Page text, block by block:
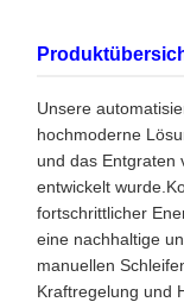
Unsere
hochmoderne
und das Entgraten
entwickelt
fortschrittlicher
eine nachhaltige
manuellen
Kraftregelung und